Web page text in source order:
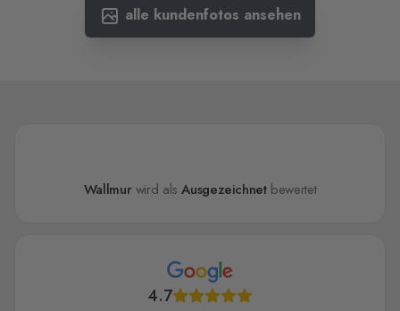
alle kundenfotos ansehen
Wallmur wird alsAusgezeichnetbewertet
4.7